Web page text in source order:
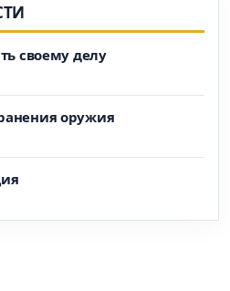
своему делу
оружия